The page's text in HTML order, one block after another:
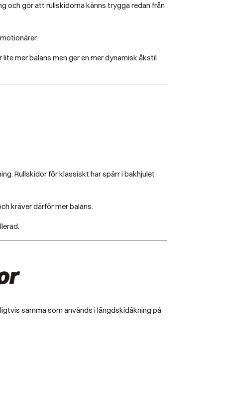
och gör att rullskidorna känns trygga redan från
mer balans men ger en mer dynamisk åkstil
Rullskidor för klassiskt har spärr i bakhjulet
kräver därför mer balans.
samma som används i längdskidåkning på